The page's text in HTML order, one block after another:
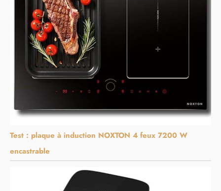
Test : plaque à induction NOXTON 4 feux 7200 W
encastrable